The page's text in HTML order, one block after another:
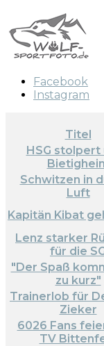
Facebook
Instagram
Titel
HSG stolpert
Schwitzen in
Luft
Kapitän Kibat
Lenz starker
für die
"Der Spaß
zu kurz"
Trainerlob für
Zieker
6026 Fans
TV